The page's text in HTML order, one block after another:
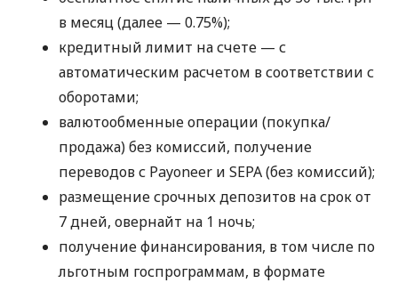
в месяц (далее — 0.75%);
кредитный лимит на счете — с
автоматическим расчетом в соответствии с
оборотами;
валютообменные операции (покупка/
продажа) без комиссий, получение
переводов с Payoneer и SEPA (без комиссий);
размещение срочных депозитов на срок от
7 дней, овернайт на 1 ночь;
получение финансирования, в том числе по
льготным госпрограммам, в формате